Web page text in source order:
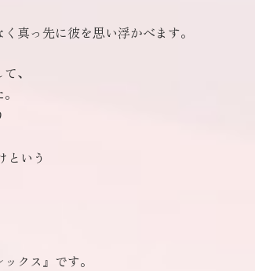
真っ先に彼を思い浮かべます。
、
という
クス』です。